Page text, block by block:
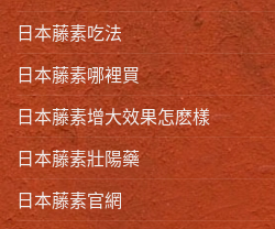
日本藤素吃法
日本藤素哪裡買
日本藤素增大效果怎麽樣
日本藤素壯陽藥
日本藤素官網